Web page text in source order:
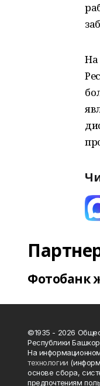
На
Фотобанк
©1935 - 2026
Республики
На
технологии
основе сбора,
предпочтениям